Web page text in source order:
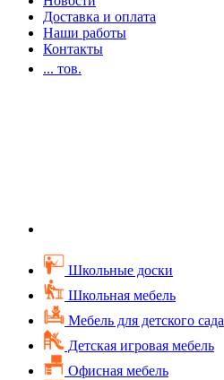
Доставка и оплата
Наши работы
Контакты
... тов.
Школьные доски
Школьная мебель
Мебель для детского сада
Детская игровая мебель
Офисная мебель